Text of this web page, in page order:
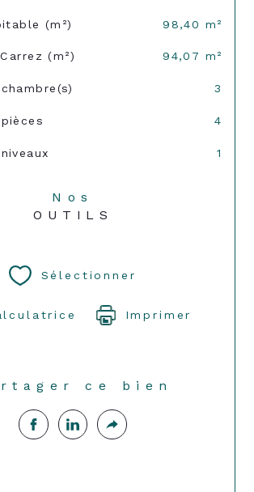
(m²) 98,40 m²
(m²) 94,07 m²
3
4
1
Nos
OUTILS
Sélectionner
Imprimer
ce bien